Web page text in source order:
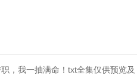
，我一抽满命！txt全集仅供预览及